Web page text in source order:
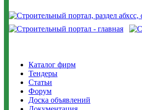
Каталог фирм
Тендеры
Статьи
Форум
Доска объявлений